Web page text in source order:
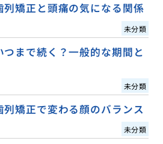
矯正と頭痛の気になる関係
未分類
まで続く？一般的な期間と
未分類
矯正で変わる顔のバランス
未分類